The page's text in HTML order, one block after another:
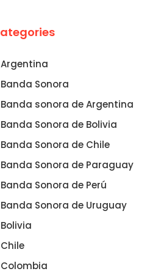
Argentina
Banda Sonora
Banda sonora de Argentina
Banda Sonora de Bolivia
Banda Sonora de Chile
Banda Sonora de Paraguay
Banda Sonora de Perú
Banda Sonora de Uruguay
Bolivia
Chile
Colombia